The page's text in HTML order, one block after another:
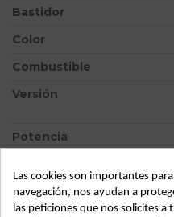
Bastidor
Color
Combustible
Versión
Potencia
Almacén
Las cookies son importantes
navegación, nos ayudan a
las peticiones que nos solicites